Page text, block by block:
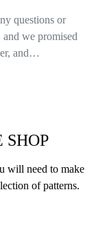
questions or
we promised
and…
SHOP
will need to make
of patterns.